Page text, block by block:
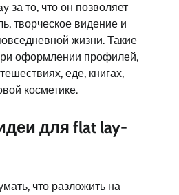
то, что он позволяет
творческое видение и
жизни. Такие
оформлении профилей,
еде, книгах,
косметике.
для flat lay-
что разложить на